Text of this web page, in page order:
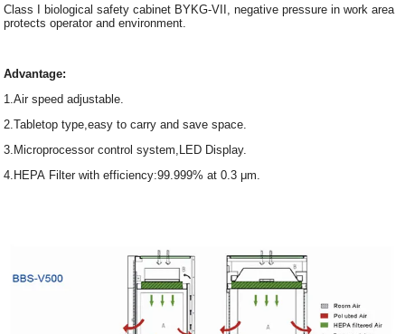
Class I biological safety cabinet BYKG-VII, negative pressure in work area
protects operator and environment.
Advantage:
1.Air speed adjustable.
2.Tabletop type,easy to carry and save space.
3.Microprocessor control system,LED Display.
4.HEPA Filter with efficiency:99.999% at 0.3 μm.